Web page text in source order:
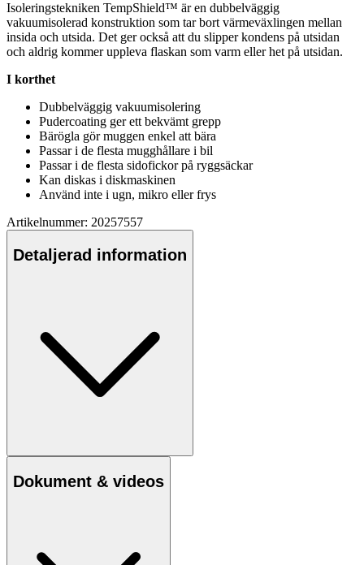
Isoleringstekniken TempShield™ är en dubbelväggig
vakuumisolerad konstruktion som tar bort värmeväxlingen mellan
insida och utsida. Det ger också att du slipper kondens på utsidan
och aldrig kommer uppleva flaskan som varm eller het på utsidan.
I korthet
Dubbelväggig vakuumisolering
Pudercoating ger ett bekvämt grepp
Bärögla gör muggen enkel att bära
Passar i de flesta mugghållare i bil
Passar i de flesta sidofickor på ryggsäckar
Kan diskas i diskmaskinen
Använd inte i ugn, mikro eller frys
Artikelnummer: 20257557
Detaljerad information
Dokument & videos